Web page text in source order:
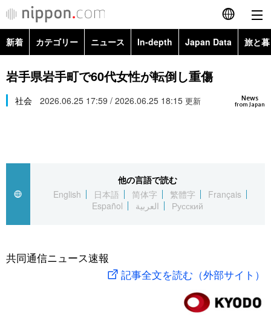
English
简体字
繁體字
العربية
社会
旅と暮らし
新着 カテゴリー ニュース In-depth Japan Data 旅と
政治・外交
経済・ビジネス
社会
文化
科学・技術
暮らし
Images
お知らせ
岩手県岩手町で60代女性が転倒し重傷
News
from Japan
社会 2026.06.25 17:59 / 2026.06.25 18:15 更新
他の言語で読む
English
日本語 简体字 繁體字
Français
Español
العربية Русский
共同通信ニュース速報
記事全文を読む（外部サイト）